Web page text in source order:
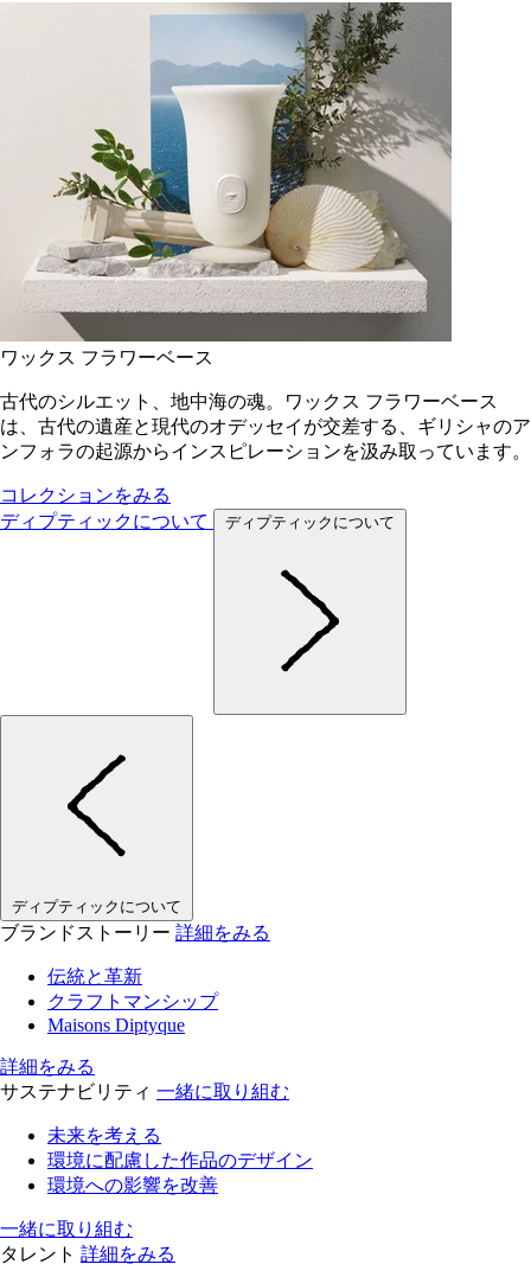
ワックス フラワーベース
古代のシルエット、地中海の魂。ワックス フラワーベース
は、古代の遺産と現代のオデッセイが交差する、ギリシャのア
ンフォラの起源からインスピレーションを汲み取っています。
コレクションをみる
ディプティックについて
ディプティックについて
ディプティックについて
ブランドストーリー 詳細をみる
伝統と革新
クラフトマンシップ
Maisons Diptyque
詳細をみる
サステナビリティ 一緒に取り組む
未来を考える
環境に配慮した作品のデザイン
環境への影響を改善
一緒に取り組む
タレント 詳細をみる